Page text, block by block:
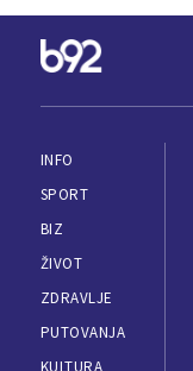
INFO
SPORT
BIZ
ŽIVOT
ZDRAVLJE
PUTOVANJA
KULTURA